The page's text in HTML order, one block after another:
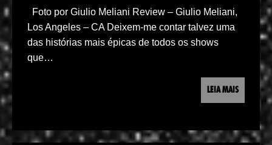
Foto por Giulio Meliani Review – Giulio Meliani,
Los Angeles – CA Deixem-me contar talvez uma
das histórias mais épicas de todos os shows
que…
LEIA MAIS